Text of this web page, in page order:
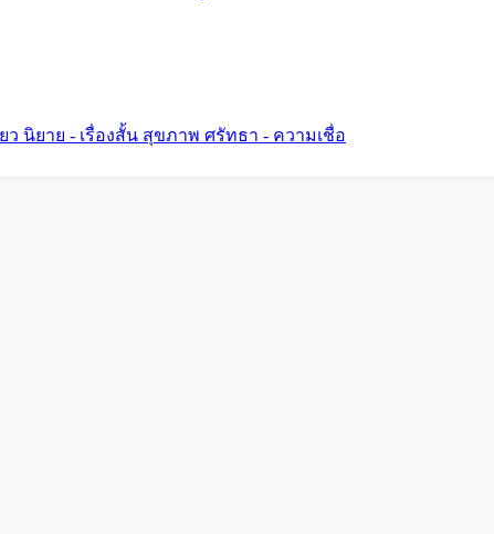
ว นิยาย - เรื่องสั้น สุขภาพ ศรัทธา - ความเชื่อ